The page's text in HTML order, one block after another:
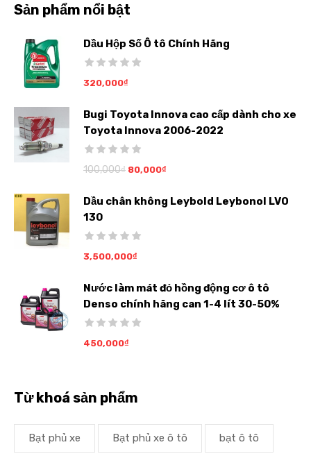
Sản phẩm nổi bật
Dầu Hộp Số Ô tô Chính Hãng
320,000₫
Bugi Toyota Innova cao cấp dành cho xe
Toyota Innova 2006-2022
100,000₫ 80,000₫
Dầu chân không Leybold Leybonol LVO
130
3,500,000₫
Nước làm mát đỏ hồng động cơ ô tô
Denso chính hãng can 1-4 lít 30-50%
450,000₫
Từ khoá sản phẩm
Bạt phủ xe Bạt phủ xe ô tô bạt ô tô